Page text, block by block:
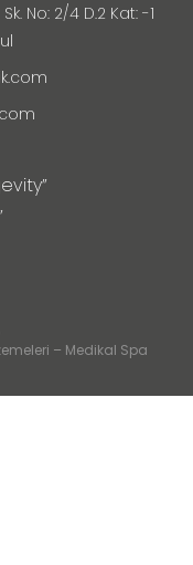
No: 2/4 D.2 Kat: -1
– Medikal Spa